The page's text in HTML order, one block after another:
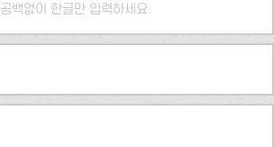
공백없이 한글만 입력하세요.